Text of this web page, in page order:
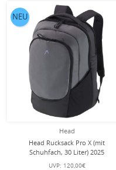
Head
Head Rucksack Pro X (mit
Schuhfach, 30 Liter) 2025
dunkelgrau/schwarz
UVP: 120,00€
NEU